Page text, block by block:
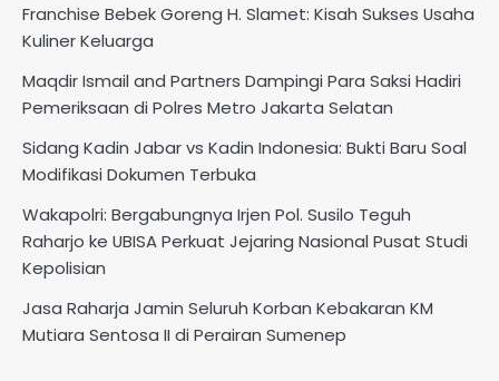
Franchise Bebek Goreng H. Slamet: Kisah Sukses Usaha
Kuliner Keluarga
Maqdir Ismail and Partners Dampingi Para Saksi Hadiri
Pemeriksaan di Polres Metro Jakarta Selatan
Sidang Kadin Jabar vs Kadin Indonesia: Bukti Baru Soal
Modifikasi Dokumen Terbuka
Wakapolri: Bergabungnya Irjen Pol. Susilo Teguh
Raharjo ke UBISA Perkuat Jejaring Nasional Pusat Studi
Kepolisian
Jasa Raharja Jamin Seluruh Korban Kebakaran KM
Mutiara Sentosa II di Perairan Sumenep